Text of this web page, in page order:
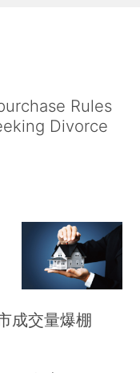
Rules
Divorce
成交量爆棚